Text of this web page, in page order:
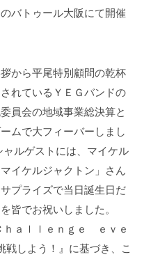
バトゥール大阪にて開催
から平尾特別顧問の乾杯
れているＹＥＧバンドの
員会の地域事業総決算と
ムで大フィーバーしまし
ルゲストには、マイケル
イケルジャクトン」さん
プライズで当日誕生日だ
皆でお祝いしました。
ｈａｌｌｅｎｇｅ ｅｖｅ
戦しよう！』に基づき、こ